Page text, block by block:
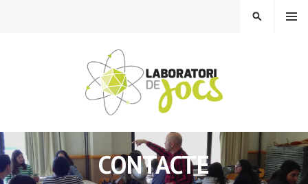
LABORATORI DE JOCS
MENU
SEARCH
CONTACTE